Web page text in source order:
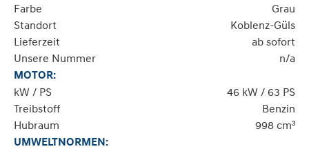
Farbe
Grau
Standort
Koblenz-Güls
Lieferzeit
ab sofort
Unsere Nummer
n/a
MOTOR:
kW / PS
46 kW / 63 PS
Treibstoff
Benzin
Hubraum
998 cm³
UMWELTNORMEN: